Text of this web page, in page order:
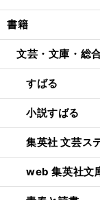
書籍
文芸・文庫・総
すばる
小説すばる
集英社 文芸ス
web 集英社文